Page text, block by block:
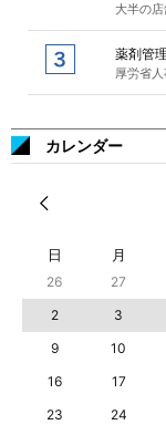
大半の
薬剤管
厚労省
カレンダー
日 月
26 27
2
3
9
10
16
17
23
24